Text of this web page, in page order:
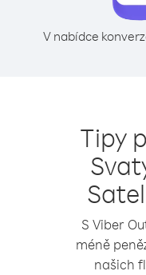
V nabídce
Tipy
S Viber
méně
našich